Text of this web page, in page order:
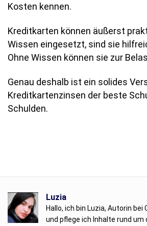
Kosten kennen.
Kreditkarten können äußerst
Wissen eingesetzt, sind sie
Ohne Wissen können sie zur
Genau deshalb ist ein solides
Kreditkartenzinsen der beste
Schulden.
Luzia
Hallo, ich bin Luzia, Autorin
und pflege ich Inhalte rund um